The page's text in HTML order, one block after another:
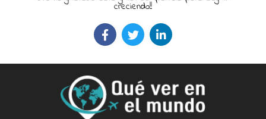
creciendo!!